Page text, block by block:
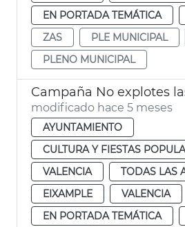
EN PORTADA TEMÁTICA
ZAS
PLE MUNICIPAL
PLENO MUNICIPAL
modificado hace 5 meses
AYUNTAMIENTO
CULTURA Y FIESTAS
VALENCIA
TODAS LAS
EIXAMPLE
VALENCIA
EN PORTADA TEMÁTICA